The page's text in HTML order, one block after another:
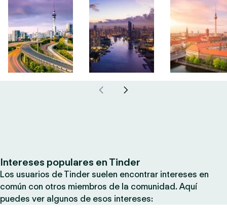
Intereses populares en Tinder
Los usuarios de Tinder suelen encontrar intereses en
común con otros miembros de la comunidad. Aquí
puedes ver algunos de esos intereses: